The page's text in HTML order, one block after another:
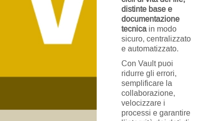
distinte base e
documentazione
tecnicain modo
sicuro, centralizzato
e automatizzato.
Con Vault puoi
ridurre gli errori,
semplificare la
collaborazione,
velocizzare i
processi e garantire